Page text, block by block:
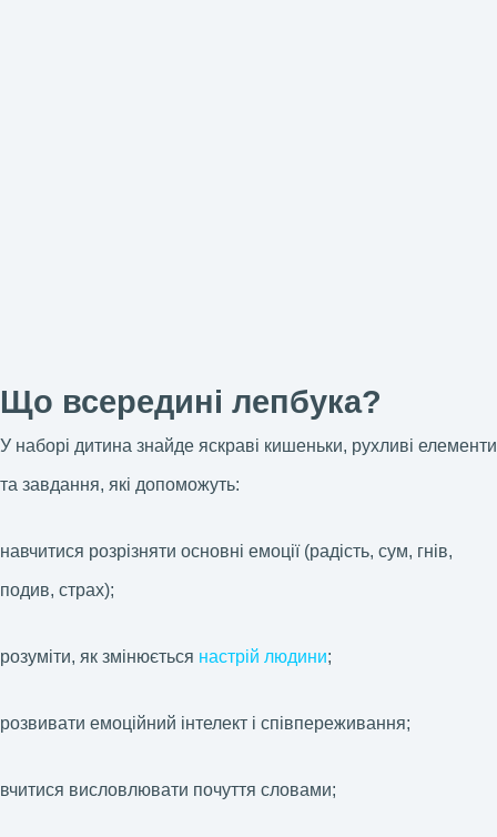
Що всередині лепбука?
У наборі дитина знайде яскраві кишеньки, рухливі елементи
та завдання, які допоможуть:
навчитися розрізняти основні емоції (радість, сум, гнів,
подив, страх);
розуміти, як змінюється настрій людини;
розвивати емоційний інтелект і співпереживання;
вчитися висловлювати почуття словами;